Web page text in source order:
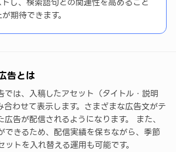
期待できます。
告とは
では、入稿したアセット（タイトル・説明
合わせて表示します。さまざまな広告文がテ
告が配信されるようになります。 また、
できるため、配信実績を保ちながら、季節
トを入れ替える運用も可能です。